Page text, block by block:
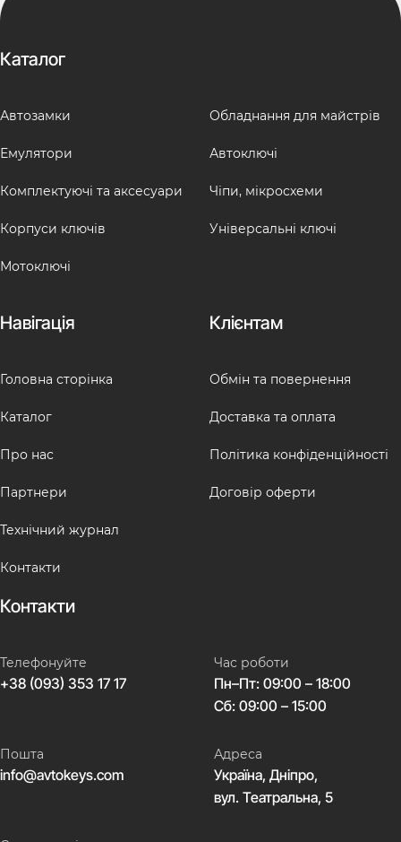
Каталог
Автозамки
Емулятори
Комплектуючі та аксесуари
Корпуси ключів
Мотоключі
Обладнання для майстрів
Автоключі
Чіпи, мікросхеми
Універсальні ключі
Навігація
Головна сторінка
Каталог
Про нас
Партнери
Технічний журнал
Контакти
Клієнтам
Обмін та повернення
Доставка та оплата
Політика конфіденційності
Договір оферти
Контакти
Телефонуйте
+38 (093) 353 17 17
Час роботи
Пн–Пт: 09:00 – 18:00
Сб: 09:00 – 15:00
Пошта
info@avtokeys.com
Адреса
Україна, Дніпро,
вул. Театральна, 5